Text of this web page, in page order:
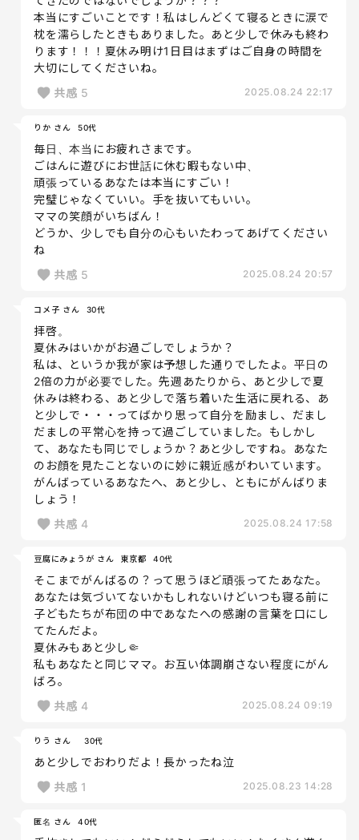
本当にすごいことです！私はしんどくて寝るときに涙で
枕を濡らしたときもありました。あと少しで休みも終わ
ります！！！夏休み明け1日目はまずはご自身の時間を
大切にしてくださいね。
共感 5 2025.08.24 22:17
りか さん 50代
毎日、本当にお疲れさまです。
ごはんに遊びにお世話に休む暇もない中、
頑張っているあなたは本当にすごい！
完璧じゃなくていい。手を抜いてもいい。
ママの笑顔がいちばん！
どうか、少しでも自分の心もいたわってあげてください
ね
共感 5 2025.08.24 20:57
コメ子 さん 30代
拝啓。
夏休みはいかがお過ごしでしょうか？
私は、というか我が家は予想した通りでしたよ。平日の
2倍の力が必要でした。先週あたりから、あと少しで夏
休みは終わる、あと少しで落ち着いた生活に戻れる、あ
と少しで・・・ってばかり思って自分を励まし、だまし
だましの平常心を持って過ごしていました。もしかし
て、あなたも同じでしょうか？あと少しですね。あなた
のお顔を見たことないのに妙に親近感がわいています。
がんばっているあなたへ、あと少し、ともにがんばりま
しょう！
共感 4 2025.08.24 17:58
豆腐にみょうが さん 東京都 40代
そこまでがんばるの？って思うほど頑張ってたあなた。
あなたは気づいてないかもしれないけどいつも寝る前に
子どもたちが布団の中であなたへの感謝の言葉を口にし
てたんだよ。
夏休みもあと少し🤏
私もあなたと同じママ。お互い体調崩さない程度にがん
ばろ。
共感 4 2025.08.24 09:19
りう さん 30代
あと少しでおわりだよ！長かったね泣
共感 1 2025.08.23 14:28
匿名 さん 40代